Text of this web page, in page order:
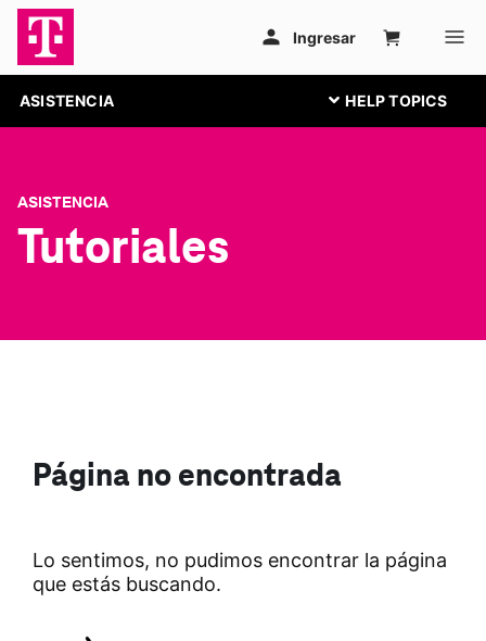
ASISTENCIA
ASISTENCIA
Tutoriales